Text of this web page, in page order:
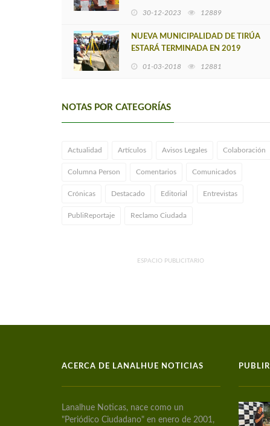
30-12-2023 12889
NUEVA MUNICIPALIDAD DE TIRÚA
ESTARÁ TERMINADA EN 2019
01-03-2018 12881
NOTAS POR CATEGORÍAS
Actualidad Artículos Avisos Legales Colaboración
Columna Person Comentarios Comunicados
Crónicas Destacado Editorial Entrevistas
PubliReportaje Reclamo Ciudada
ESPACIO PUBLICITARIO
ACERCA DE LANALHUE NOTICIAS
Lanalhue Noticas, nace como un
"Periódico Ciudadano" en enero de 2001,